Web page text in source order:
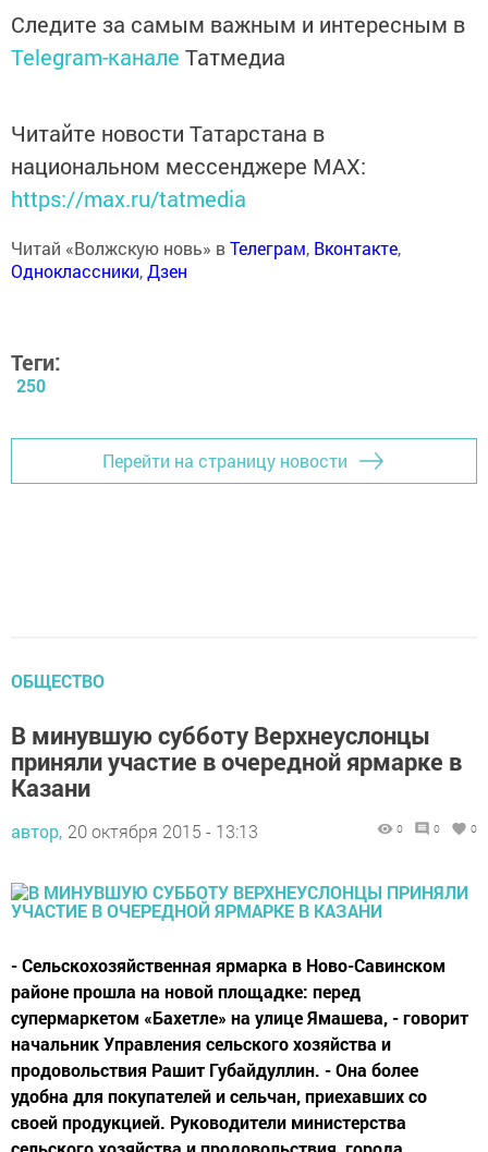
Следите за самым важным и интересным в
Telegram-канале Татмедиа
Читайте новости Татарстана в
национальном мессенджере MАХ:
https://max.ru/tatmedia
Читай «Волжскую новь» вТелеграм, Вконтакте,
Одноклассники,Дзен
Теги:
250
Перейти на страницу новости
ОБЩЕСТВО
В минувшую субботу Верхнеуслонцы
приняли участие в очередной ярмарке в
Казани
автор, 20 октября 2015 - 13:13 0 0 0
- Сельскохозяйственная ярмарка в Ново-Савинском
районе прошла на новой площадке: перед
супермаркетом «Бахетле» на улице Ямашева, - говорит
начальник Управления сельского хозяйства и
продовольствия Рашит Губайдуллин. - Она более
удобна для покупателей и сельчан, приехавших со
своей продукцией. Руководители министерства